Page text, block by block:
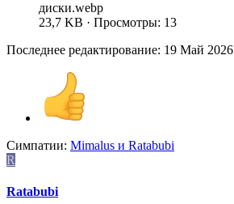
диски.webp
23,7 KB · Просмотры: 13
Последнее редактирование: 19 Май 2026
Симпатии: Mimalus и Ratabubi
R
Ratabubi